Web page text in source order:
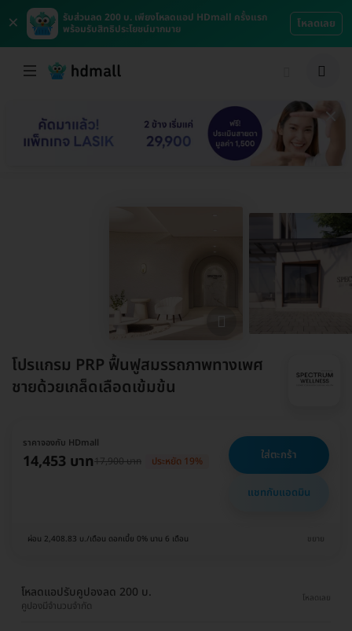
×
รับส่วนลด 200 บ. เพียงโหลดแอป HDmall ครั้งแรก
พร้อมรับสิทธิประโยชน์มากมาย
โหลดเลย
โปรแกรม PRP ฟื้นฟูสมรรถภาพทางเพศ
ชายด้วยเกล็ดเลือดเข้มข้น
ราคาจองกับ HDmall
14,453 บาท17,900 บาท ประหยัด 19% ใส่ตะกร้า
แชทกับแอดมิน
ผ่อน 2,408.83 บ./เดือน ดอกเบี้ย 0% นาน 6 เดือน ขยาย
โหลดแอปรับคูปองลด 200 บ.
คูปองมีจำนวนจำกัด
โหลดเลย